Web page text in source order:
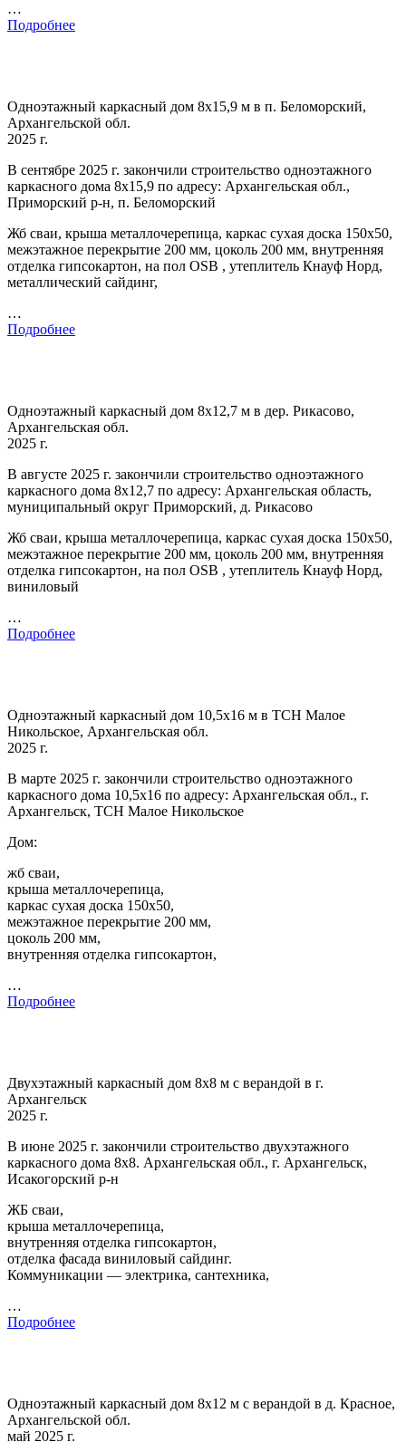
…
Подробнее
Одноэтажный каркасный дом 8х15,9 м в п. Беломорский,
Архангельской обл.
2025 г.
В сентябре 2025 г. закончили строительство одноэтажного
каркасного дома 8х15,9 по адресу: Архангельская обл.,
Приморский р-н, п. Беломорский
Жб сваи, крыша металлочерепица, каркас сухая доска 150х50,
межэтажное перекрытие 200 мм, цоколь 200 мм, внутренняя
отделка гипсокартон, на пол OSB , утеплитель Кнауф Норд,
металлический сайдинг,
…
Подробнее
Одноэтажный каркасный дом 8х12,7 м в дер. Рикасово,
Архангельская обл.
2025 г.
В августе 2025 г. закончили строительство одноэтажного
каркасного дома 8х12,7 по адресу: Архангельская область,
муниципальный округ Приморский, д. Рикасово
Жб сваи, крыша металлочерепица, каркас сухая доска 150х50,
межэтажное перекрытие 200 мм, цоколь 200 мм, внутренняя
отделка гипсокартон, на пол OSB , утеплитель Кнауф Норд,
виниловый
…
Подробнее
Одноэтажный каркасный дом 10,5х16 м в ТСН Малое
Никольское, Архангельская обл.
2025 г.
В марте 2025 г. закончили строительство одноэтажного
каркасного дома 10,5х16 по адресу: Архангельская обл., г.
Архангельск, ТСН Малое Никольское
Дом:
жб сваи,
крыша металлочерепица,
каркас сухая доска 150х50,
межэтажное перекрытие 200 мм,
цоколь 200 мм,
внутренняя отделка гипсокартон,
…
Подробнее
Двухэтажный каркасный дом 8х8 м с верандой в г.
Архангельск
2025 г.
В июне 2025 г. закончили строительство двухэтажного
каркасного дома 8х8. Архангельская обл., г. Архангельск,
Исакогорский р-н
ЖБ сваи,
крыша металлочерепица,
внутренняя отделка гипсокартон,
отделка фасада виниловый сайдинг.
Коммуникации — электрика, сантехника,
…
Подробнее
Одноэтажный каркасный дом 8х12 м с верандой в д. Красное,
Архангельской обл.
май 2025 г.